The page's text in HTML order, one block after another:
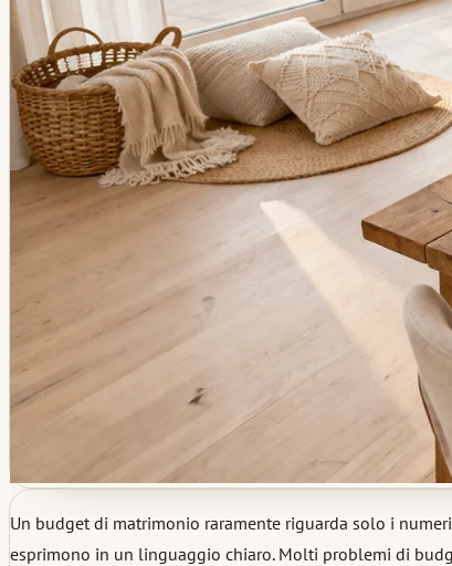
Un budget di matrimonio raramente riguarda solo i
esprimono in un linguaggio chiaro. Molti problemi di